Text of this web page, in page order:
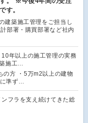
す。
建築施工管理をご担当し
部署・購買部署など社内
年以上の施工管理の実務
施工…
の方 ・5万m2以上の建物
に準ず…
フラを支え続けてきた総